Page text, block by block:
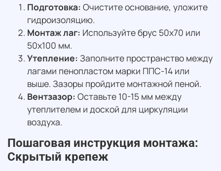
Подготовка: Очистите основание, уложите
гидроизоляцию.
Монтаж лаг: Используйте брус 50х70 или
50х100 мм.
Утепление: Заполните пространство между
лагами пенопластом марки ППС-14 или
выше. Зазоры пройдите монтажной пеной.
Вентзазор: Оставьте 10-15 мм между
утеплителем и доской для циркуляции
воздуха.
Пошаговая инструкция монтажа:
Скрытый крепеж